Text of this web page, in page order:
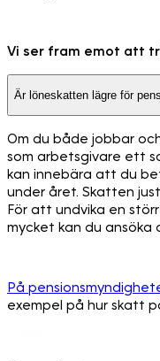
Vi ser fram emot att
Är löneskatten lägre för
Om du både jobbar
som arbetsgivare ett
kan innebära att du
under året. Skatten
För att undvika en
mycket kan du ansöka
På
exempel på hur skatt